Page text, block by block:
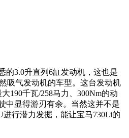
3.0升直列6缸发动机，这也是
吸气发动机的车型。这台发动机
190千瓦/258马力、300Nm的动
中显得游刃有余。当然这并不是
行潜力发掘，能让宝马730Li的